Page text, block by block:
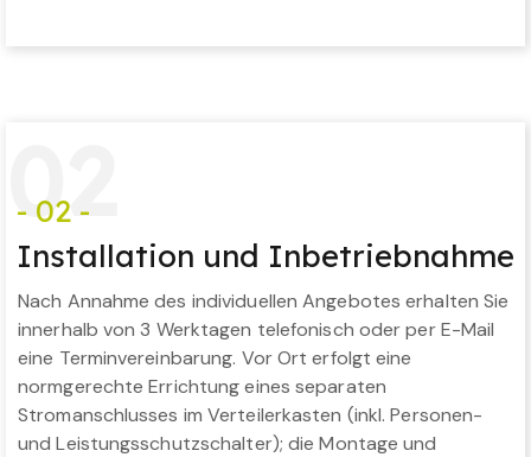
02
- 02 -
Installation und Inbetriebnahme
Nach Annahme des individuellen Angebotes erhalten Sie
innerhalb von 3 Werktagen telefonisch oder per E-Mail
eine Terminvereinbarung. Vor Ort erfolgt eine
normgerechte Errichtung eines separaten
Stromanschlusses im Verteilerkasten (inkl. Personen-
und Leistungsschutzschalter); die Montage und